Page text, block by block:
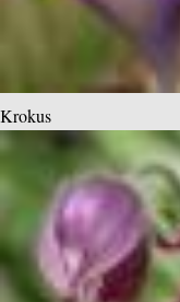
Krokus